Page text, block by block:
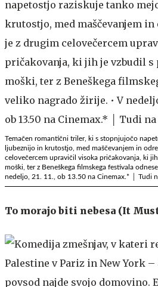
Temačen romantični triler, ki s stopnjujočo
ljubeznijo in krutostjo, med maščevanjem in
celovečercem upravičil visoka pričakovanja, ki
moški, ter z Beneškega filmskega festivala
nedeljo, 21. 11., ob 13.50 na Cinemax.* │ Tudi
To morajo biti nebesa (It Must